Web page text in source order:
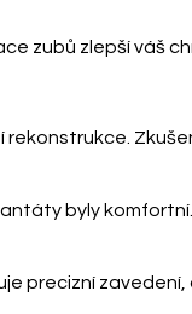
zubů zlepší váš
byly
precizní zavedení,